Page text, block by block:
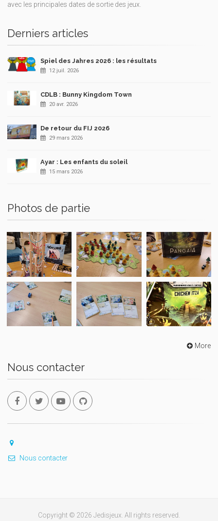
avec les principales dates de sortie des jeux.
Derniers articles
Spiel des Jahres 2026 : les résultats
12 juil. 2026
CDLB : Bunny Kingdom Town
20 avr. 2026
De retour du FIJ 2026
29 mars 2026
Ayar : Les enfants du soleil
15 mars 2026
Photos de partie
More
Nous contacter
Nous contacter
Copyright © 2026 Jedisjeux. All rights reserved.